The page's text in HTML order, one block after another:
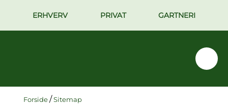
ERHVERV PRIVAT GARTNERI
Forside/Sitemap